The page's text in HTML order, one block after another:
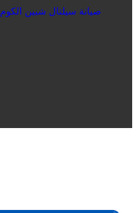
صيانة سيلتال شبين الكوم